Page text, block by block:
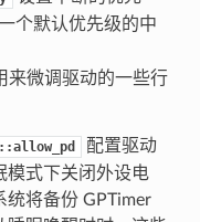
个默认优先级的中
来微调驱动的一些行
配置驱动
模式下关闭外设电
统将备份 GPTimer